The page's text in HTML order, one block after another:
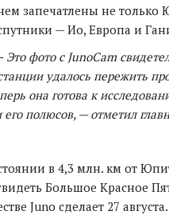
запечатлены не только
— Ио, Европа и
Это фото с JunoCam
удалось пережить
она готова к
полюсов, — отметил
в 4,3 млн. км от
Большое Красное
Juno сделает 27